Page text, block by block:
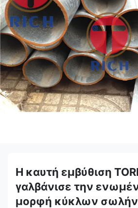
Η καυτή εμβύθιση
γαλβάνισε την
μορφή κύκλων